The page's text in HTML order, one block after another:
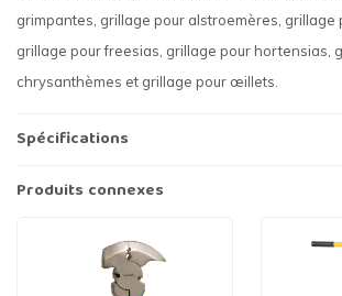
grimpantes, grillage pour alstroemères, grillage
grillage pour freesias, grillage pour hortensias,
chrysanthèmes et grillage pour œillets.
Spécifications
Produits connexes